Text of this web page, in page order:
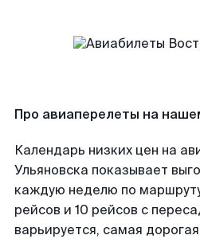
Про авиаперелеты на
Календарь низких цен на
Ульяновска показывает
каждую неделю по
рейсов и 10 рейсов с
варьируется, самая